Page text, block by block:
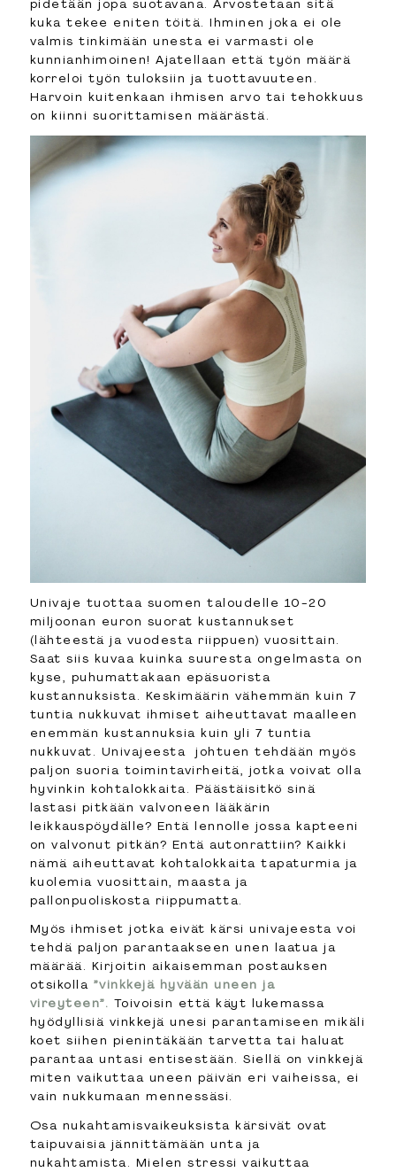
pidetään jopa suotavana. Arvostetaan sitä
kuka tekee eniten töitä. Ihminen joka ei ole
valmis tinkimään unesta ei varmasti ole
kunnianhimoinen! Ajatellaan että työn määrä
korreloi työn tuloksiin ja tuottavuuteen.
Harvoin kuitenkaan ihmisen arvo tai tehokkuus
on kiinni suorittamisen määrästä.
Univaje tuottaa suomen taloudelle 10-20
miljoonan euron suorat kustannukset
(lähteestä ja vuodesta riippuen) vuosittain.
Saat siis kuvaa kuinka suuresta ongelmasta on
kyse, puhumattakaan epäsuorista
kustannuksista. Keskimäärin vähemmän kuin 7
tuntia nukkuvat ihmiset aiheuttavat maalleen
enemmän kustannuksia kuin yli 7 tuntia
nukkuvat. Univajeesta johtuen tehdään myös
paljon suoria toimintavirheitä, jotka voivat olla
hyvinkin kohtalokkaita. Päästäisitkö sinä
lastasi pitkään valvoneen lääkärin
leikkauspöydälle? Entä lennolle jossa kapteeni
on valvonut pitkän? Entä autonrattiin? Kaikki
nämä aiheuttavat kohtalokkaita tapaturmia ja
kuolemia vuosittain, maasta ja
pallonpuoliskosta riippumatta.
Myös ihmiset jotka eivät kärsi univajeesta voi
tehdä paljon parantaakseen unen laatua ja
määrää. Kirjoitin aikaisemman postauksen
otsikolla ”vinkkejä hyvään uneen ja
vireyteen”. Toivoisin että käyt lukemassa
hyödyllisiä vinkkejä unesi parantamiseen mikäli
koet siihen pienintäkään tarvetta tai haluat
parantaa untasi entisestään. Siellä on vinkkejä
miten vaikuttaa uneen päivän eri vaiheissa, ei
vain nukkumaan mennessäsi.
Osa nukahtamisvaikeuksista kärsivät ovat
taipuvaisia jännittämään unta ja
nukahtamista. Mielen stressi vaikuttaa